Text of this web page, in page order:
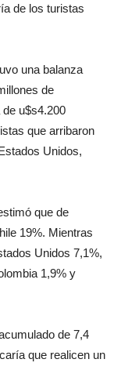
de los turistas
una balanza
de
u$s4.200
que arribaron
Unidos,
que de
19%. Mientras
Unidos 7,1%,
1,9% y
de 7,4
que realicen un